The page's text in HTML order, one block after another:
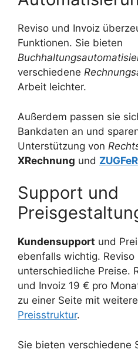
Reviso und Invoiz
Funktionen. Sie bieten
verschiedene
Arbeit leichter.
Außerdem passen sie
Bankdaten an und
Unterstützung von
XRechnung und
Support und
Kundensupport und
ebenfalls wichtig.
unterschiedliche Preise.
und Invoiz 19 € pro
zu einer Seite mit
Preisstruktur.
Sie bieten verschiedene